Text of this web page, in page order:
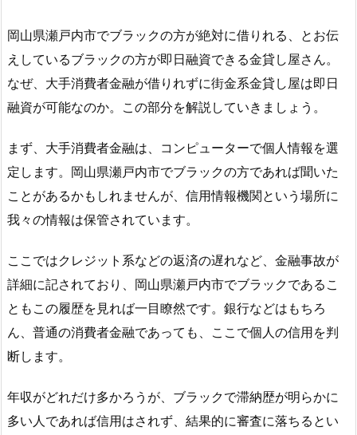
岡山県瀬戸内市でブラックの方が絶対に借りれる、とお伝
えしているブラックの方が即日融資できる金貸し屋さん。
なぜ、大手消費者金融が借りれずに街金系金貸し屋は即日
融資が可能なのか。この部分を解説していきましょう。
まず、大手消費者金融は、コンピューターで個人情報を選
定します。岡山県瀬戸内市でブラックの方であれば聞いた
ことがあるかもしれませんが、信用情報機関という場所に
我々の情報は保管されています。
ここではクレジット系などの返済の遅れなど、金融事故が
詳細に記されており、岡山県瀬戸内市でブラックであるこ
ともこの履歴を見れば一目瞭然です。銀行などはもちろ
ん、普通の消費者金融であっても、ここで個人の信用を判
断します。
年収がどれだけ多かろうが、ブラックで滞納歴が明らかに
多い人であれば信用はされず、結果的に審査に落ちるとい